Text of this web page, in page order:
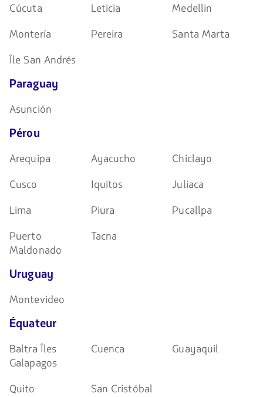
Cúcuta
Leticia
Medellin
Montería
Pereira
Santa Marta
Île San Andrés
Paraguay
Asunción
Pérou
Arequipa Ayacucho
Chiclayo
Cusco
Iquitos
Juliaca
Lima
Piura
Pucallpa
Puerto
Maldonado
Tacna
Uruguay
Montevideo
Équateur
Baltra Îles
Galapagos
Cuenca Guayaquil
Quito San Cristóbal